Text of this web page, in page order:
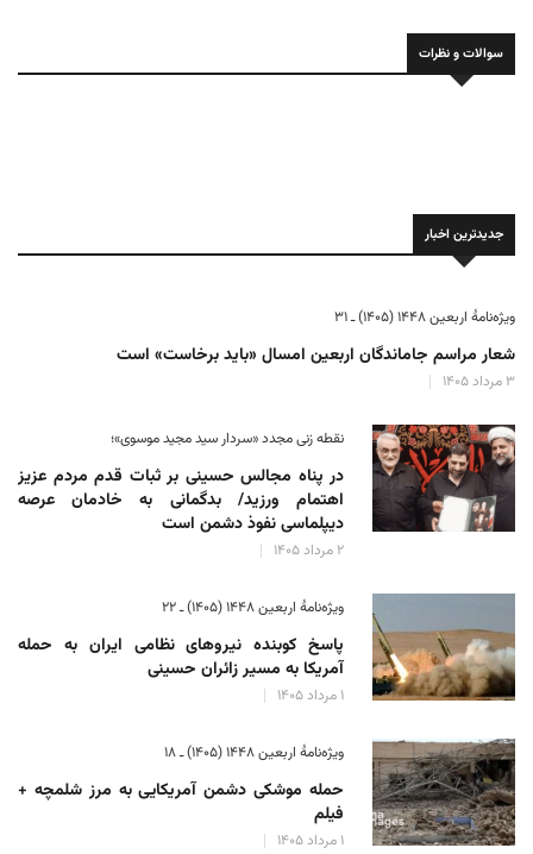
سوالات و نظرات
جدیدترین اخبار
ویژه‌نامهٔ اربعین ۱۴۴۸ (۱۴۰۵) ـ ۳۱
شعار مراسم جاماندگان اربعین امسال «باید برخاست» است
۳ مرداد ۱۴۰۵
نقطه زنی مجدد «سردار سید مجید موسوی»؛
در پناه مجالس حسینی بر ثبات‌ قدم مردم عزیز
اهتمام ورزید/ بدگمانی به خادمان عرصه
دیپلماسی نفوذ دشمن است
۲ مرداد ۱۴۰۵
ویژه‌نامهٔ اربعین ۱۴۴۸ (۱۴۰۵) ـ ۲۲
پاسخ کوبنده نیروهای نظامی ایران به حمله
آمریکا به مسیر زائران حسینی
۱ مرداد ۱۴۰۵
ویژه‌نامهٔ اربعین ۱۴۴۸ (۱۴۰۵) ـ ۱۸
حمله موشکی دشمن آمریکایی به مرز شلمچه +
فیلم
۱ مرداد ۱۴۰۵